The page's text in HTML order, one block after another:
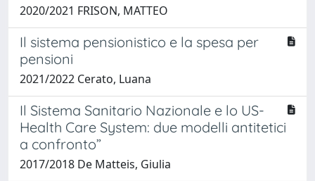
2020/2021 FRISON, MATTEO
Il sistema pensionistico e la spesa per
pensioni
2021/2022 Cerato, Luana
Il Sistema Sanitario Nazionale e lo US-
Health Care System: due modelli antitetici
a confronto”
2017/2018 De Matteis, Giulia